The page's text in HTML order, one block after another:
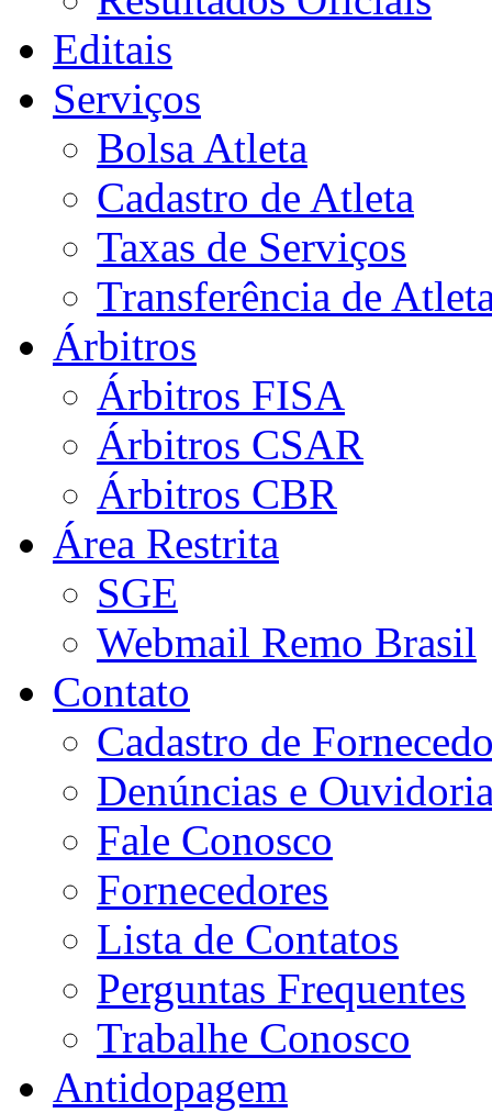
Editais
Serviços
Bolsa Atleta
Cadastro de Atleta
Taxas de Serviços
Transferência de
Árbitros
Árbitros FISA
Árbitros CSAR
Árbitros CBR
Área Restrita
SGE
Webmail Remo Brasil
Contato
Cadastro de
Denúncias e
Fale Conosco
Fornecedores
Lista de Contatos
Perguntas Frequentes
Trabalhe Conosco
Antidopagem